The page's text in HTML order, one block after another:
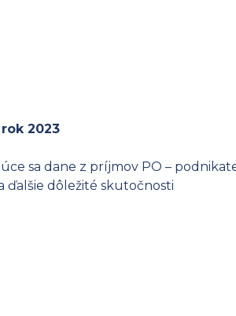
2023
sa dane z príjmov PO –
ďalšie dôležité skutočnosti